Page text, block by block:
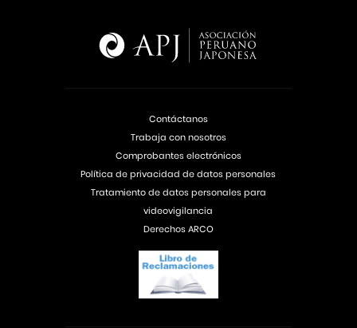
Contáctanos
Trabaja con nosotros
Comprobantes electrónicos
Política de privacidad de datos personales
Tratamiento de datos personales para
videovigilancia
Derechos ARCO